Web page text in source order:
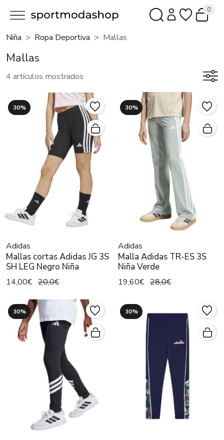
0
Niña Ropa Deportiva Mallas
Mallas
4 artículos mostrados
30%
Adidas
Mallas cortas Adidas JG 3S
SH LEG Negro Niña
14,00€ 20,0€
30%
Adidas
Malla Adidas TR-ES 3S
Niña Verde
19,60€ 28,0€
30% 30%